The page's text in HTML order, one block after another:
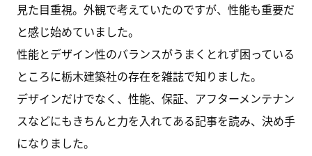
見た目重視。外観で考えていたのですが、性能も重要だ
と感じ始めていました。
性能とデザイン性のバランスがうまくとれず困っている
ところに栃木建築社の存在を雑誌で知りました。
デザインだけでなく、性能、保証、アフターメンテナン
スなどにもきちんと力を入れてある記事を読み、決め手
になりました。